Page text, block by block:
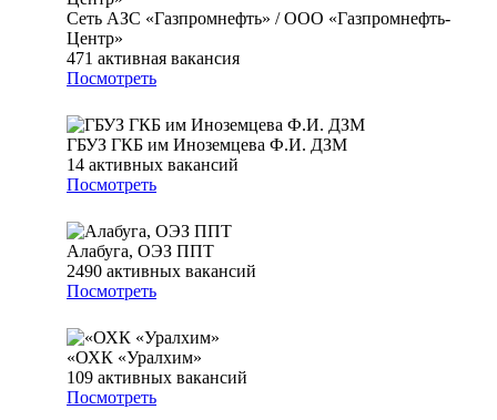
Сеть АЗС «Газпромнефть» / ООО «Газпромнефть-
Центр»
471 активная вакансия
Посмотреть
ГБУЗ ГКБ им Иноземцева Ф.И. ДЗМ
14 активных вакансий
Посмотреть
Алабуга, ОЭЗ ППТ
2490 активных вакансий
Посмотреть
«ОХК «Уралхим»
109 активных вакансий
Посмотреть